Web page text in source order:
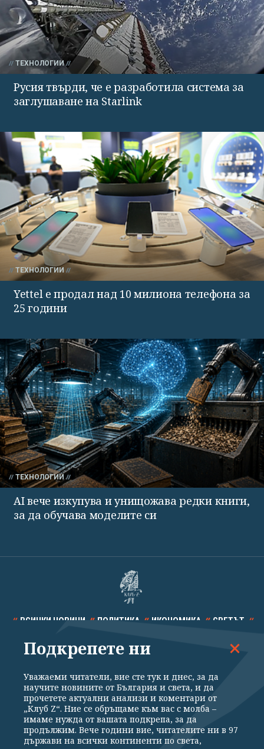
ТЕХНОЛОГИИ
Русия твърди, че е разработила система за
заглушаване на Starlink
ТЕХНОЛОГИИ
Yettel е продал над 10 милиона телефона за
25 години
ТЕХНОЛОГИИ
AI вече изкупува и унищожава редки книги,
за да обучава моделите си
ВСИЧКИ НОВИНИ ПОЛИТИКА ИКОНОМИКА СВЕТЪТ
СПОРТ КУЛТУРА ТЕХНОЛОГИИ КАЛЕЙДОСКОП
Общи условия
Политика за поверителност
Подкрепете ни
Уважаеми читатели, вие сте тук и днес, за да
научите новините от България и света, и да
прочетете актуални анализи и коментари от
„Клуб Z“. Ние се обръщаме към вас с молба –
имаме нужда от вашата подкрепа, за да
продължим. Вече години вие, читателите ни в 97
държави на всички континенти по света,